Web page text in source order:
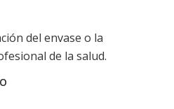
del envase o la
de la salud.